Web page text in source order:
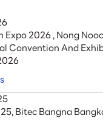
2026 , Nong
Convention And
Bitec Bangna